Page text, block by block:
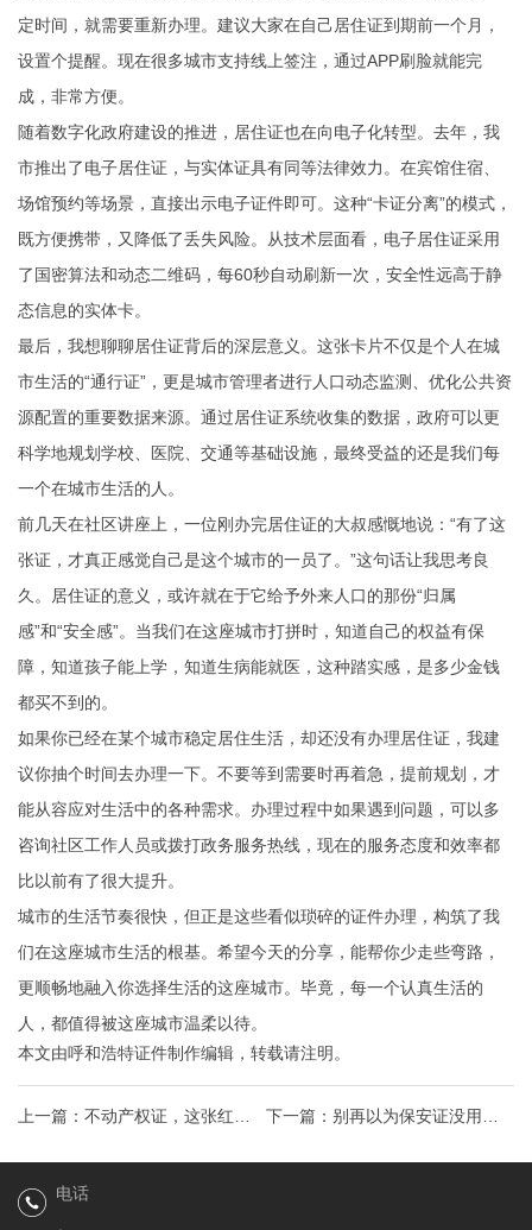
定时间，就需要重新办理。建议大家在自己居住证到期前一个月，
设置个提醒。现在很多城市支持线上签注，通过APP刷脸就能完
成，非常方便。
随着数字化政府建设的推进，居住证也在向电子化转型。去年，我
市推出了电子居住证，与实体证具有同等法律效力。在宾馆住宿、
场馆预约等场景，直接出示电子证件即可。这种“卡证分离”的模式，
既方便携带，又降低了丢失风险。从技术层面看，电子居住证采用
了国密算法和动态二维码，每60秒自动刷新一次，安全性远高于静
态信息的实体卡。
最后，我想聊聊居住证背后的深层意义。这张卡片不仅是个人在城
市生活的“通行证”，更是城市管理者进行人口动态监测、优化公共资
源配置的重要数据来源。通过居住证系统收集的数据，政府可以更
科学地规划学校、医院、交通等基础设施，最终受益的还是我们每
一个在城市生活的人。
前几天在社区讲座上，一位刚办完居住证的大叔感慨地说：“有了这
张证，才真正感觉自己是这个城市的一员了。”这句话让我思考良
久。居住证的意义，或许就在于它给予外来人口的那份“归属
感”和“安全感”。当我们在这座城市打拼时，知道自己的权益有保
障，知道孩子能上学，知道生病能就医，这种踏实感，是多少金钱
都买不到的。
如果你已经在某个城市稳定居住生活，却还没有办理居住证，我建
议你抽个时间去办理一下。不要等到需要时再着急，提前规划，才
能从容应对生活中的各种需求。办理过程中如果遇到问题，可以多
咨询社区工作人员或拨打政务服务热线，现在的服务态度和效率都
比以前有了很大提升。
城市的生活节奏很快，但正是这些看似琐碎的证件办理，构筑了我
们在这座城市生活的根基。希望今天的分享，能帮你少走些弯路，
更顺畅地融入你选择生活的这座城市。毕竟，每一个认真生活的
人，都值得被这座城市温柔以待。
本文由呼和浩特证件制作编辑，转载请注明。
上一篇： 不动产权证，这张红本
本里藏着你家房子的全部秘密，
弄清楚它才能真正安心
下一篇： 别再以为保安证没用，
这三个隐藏价值，可能改变你的
电话